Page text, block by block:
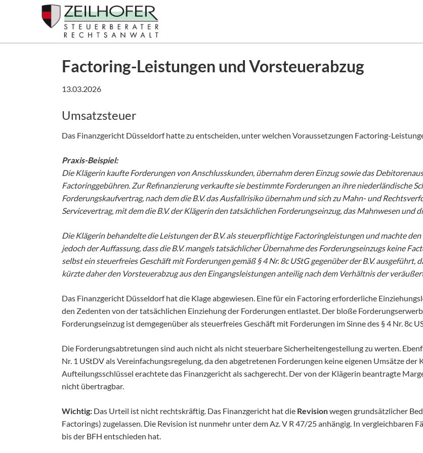
SUCHEN
Factoring-Leistungen und Vorsteuerabzug
13.03.2026
Umsatzsteuer
Das Finanzgericht Düsseldorf hatte zu entscheiden, unter welchen Voraussetzungen Factoring-
Praxis-Beispiel:
Die Klägerin kaufte Forderungen von Anschlusskunden, übernahm deren Einzug sowie das
Factoringgebühren. Zur Refinanzierung verkaufte sie bestimmte Forderungen an ihre niederländische
Forderungskaufvertrag, nach dem die B.V. das Ausfallrisiko übernahm und sich zu Mahn- und
Servicevertrag, mit dem die B.V. der Klägerin den tatsächlichen Forderungseinzug, das Mahnwesen
Die Klägerin behandelte die Leistungen der B.V. als steuerpflichtige Factoringleistungen und machte
jedoch der Auffassung, dass die B.V. mangels tatsächlicher Übernahme des Forderungseinzugs keine
selbst ein steuerfreies Geschäft mit Forderungen gemäß § 4 Nr. 8c UStG gegenüber der B.V. ausgeführt,
kürzte daher den Vorsteuerabzug aus den Eingangsleistungen anteilig nach dem Verhältnis der
Das Finanzgericht Düsseldorf hat die Klage abgewiesen. Eine für ein Factoring erforderliche
den Zedenten von der tatsächlichen Einziehung der Forderungen entlastet. Der bloße
Forderungseinzug ist demgegenüber als steuerfreies Geschäft mit Forderungen im Sinne des § 4 Nr. 8c
Die Forderungsabtretungen sind auch nicht als nicht steuerbare Sicherheitengestellung zu werten.
Nr. 1 UStDV als Vereinfachungsregelung, da den abgetretenen Forderungen keine eigenen Umsätze der
Aufteilungsschlüssel erachtete das Finanzgericht als sachgerecht. Der von der Klägerin beantragte
nicht übertragbar.
Wichtig: Das Urteil ist nicht rechtskräftig. Das Finanzgericht hat die Revisionwegen grundsätzlicher
Factorings) zugelassen. Die Revision ist nunmehr unter dem Az. V R 47/25 anhängig. In vergleichbaren
bis der BFH entschieden hat.